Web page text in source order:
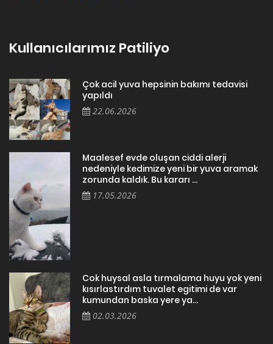
Kullanıcılarımız Patiliyo
Çok acil yuva hepsinin bakımı tedavisi
yapıldı
22.06.2026
Maalesef evde oluşan ciddi alerji
nedeniyle kedimize yeni bir yuva aramak
zorunda kaldık. Bu kararı ...
17.05.2026
Cok huysal asla tırmalama huyu yok yeni
kısırlastırdım tuvalet egitimi de var
kumundan baska yere ya...
02.03.2026